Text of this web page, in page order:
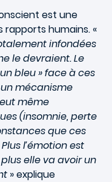
est une
humains. «
infondées
le devraient. Le
bleu » face à ces
mécanisme
même
(insomnie, perte
que ces
l’émotion est
elle va avoir un
» explique